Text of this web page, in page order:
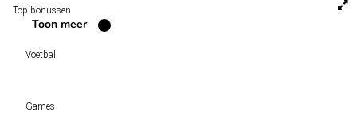
Top bonussen
Toon meer
Voetbal
Wedtips
Games